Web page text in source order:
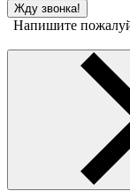
Жду звонка!
Напишите